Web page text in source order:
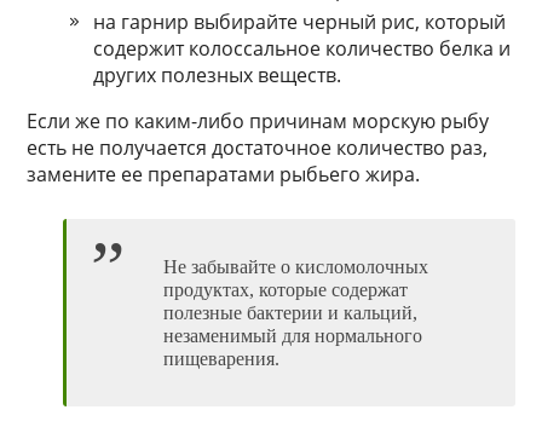
на гарнир выбирайте черный рис, который
содержит колоссальное количество белка и
других полезных веществ.
Если же по каким-либо причинам морскую рыбу
есть не получается достаточное количество раз,
замените ее препаратами рыбьего жира.
Не забывайте о кисломолочных
продуктах, которые содержат
полезные бактерии и кальций,
незаменимый для нормального
пищеварения.